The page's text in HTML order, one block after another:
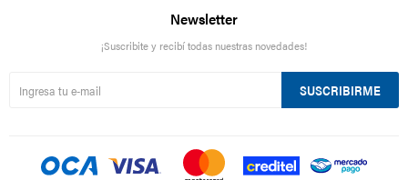
Newsletter
¡Suscribite y recibí todas nuestras novedades!
SUSCRIBIRME